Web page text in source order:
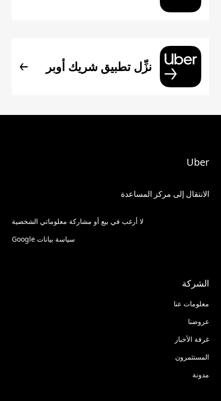
نزِّل تطبيق شريك أوبر
Uber
الانتقال إلى مركز المساعدة
لا أرغب في بيع أو مشاركة معلوماتي الشخصية
سياسة بيانات Google
الشركة
معلومات عنا
عروضنا
غرفة الأخبار
المستثمرون
مدونة